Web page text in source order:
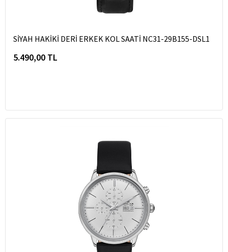
SİYAH HAKİKİ DERİ ERKEK KOL SAATİ NC31-29B155-DSL1
5.490,00 TL